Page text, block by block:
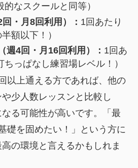
的なスクールと同等）
・月8回利用）： 1回あたり
半額以下！）
週4回・月16回利用）： 1回あ
ちっぱなし練習場レベル！）
以上通える方であれば、他の
少人数レッスンと比較し
る可能性が高いです。「最
礎を固めたい！」という方に
の環境と言えるかもしれま